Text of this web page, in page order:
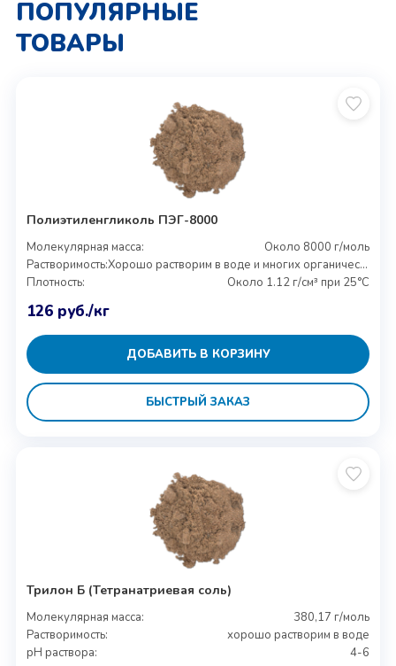
ПОПУЛЯРНЫЕ
ТОВАРЫ
Полиэтиленгликоль ПЭГ-8000
Молекулярная масса:
Около 8000 г/моль
Растворимость:
Хорошо растворим в воде и многих органических растворителях
Плотность:
Около 1.12 г/см³ при 25°C
126 руб./кг
ДОБАВИТЬ В КОРЗИНУ
БЫСТРЫЙ ЗАКАЗ
Трилон Б (Тетранатриевая соль)
Молекулярная масса:
380,17 г/моль
Растворимость:
хорошо растворим в воде
pH раствора:
4-6